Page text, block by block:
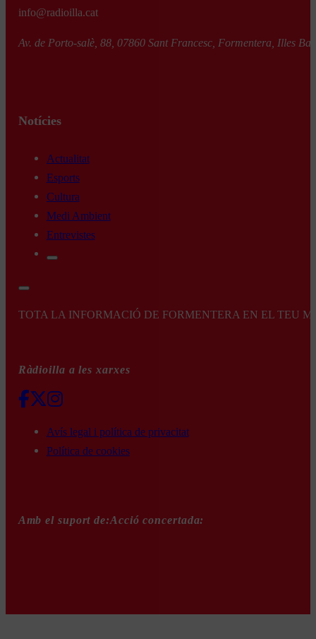
info@radioilla.cat
Av. de Porto-salè, 88, 07860 Sant Francesc, Formentera, Illes
Notícies
Actualitat
Esports
Cultura
Medi Ambient
Entrevistes
TOTA LA INFORMACIÓ DE FORMENTERA EN EL TEU
Ràdioilla a les xarxes
Avís legal i política de privacitat
Política de cookies
Amb el suport de:Acció concertada: